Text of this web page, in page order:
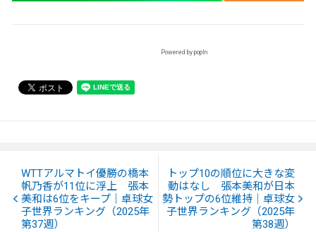
Powered by popIn
WTTアルマトイ優勝の橋本
帆乃香が11位に浮上 張本
美和は6位をキープ｜卓球女
子世界ランキング（2025年
第37週）
トップ10の順位に大きな変
動はなし 張本美和が日本
勢トップの6位維持｜卓球女
子世界ランキング（2025年
第38週）